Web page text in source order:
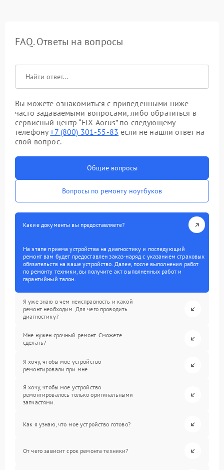
FAQ. Ответы на вопросы
Вы можете ознакомиться с приведенными ниже
часто задаваемыми вопросами, либо обратиться в
сервисный центр “FIX-Aorus” по следующему
телефону+7 (800) 301-55-83 если не нашли ответ на
свой вопрос.
Общие вопросы
Вопросы по ремонту ноутбуков
Какие документы вы предоставляете?
На этапе приема устройства на диагностику и последующий
ремонт вам будет предоставлен заказ-наряд с указанием страховых
обязательств на ваше устройство. Далее, после выполнения работ
по ремонту техники, вы получите акт выполненных работ и
гарантийный талон.
Я уже знаю в чем неисправность и какой
ремонт необходим. Для чего проводить
диагностику?
Мне нужен срочный ремонт. Сможете
сделать?
Я хочу, чтобы мое устройство
ремонтировали при мне.
Я хочу, чтобы мое устройство
ремонтировалось только оригинальными
запчастями.
Как я узнаю, что мое устройство готово?
От чего зависит срок ремонта техники?